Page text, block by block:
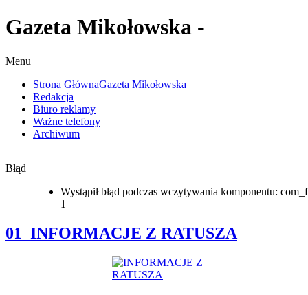
Gazeta Mikołowska -
Menu
Strona GłównaGazeta Mikołowska
Redakcja
Biuro reklamy
Ważne telefony
Archiwum
Błąd
Wystąpił błąd podczas wczytywania komponentu:
1
01_INFORMACJE Z RATUSZA